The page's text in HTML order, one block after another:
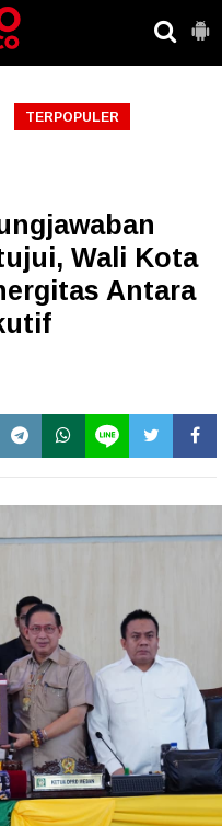
TERPOPULER
Wali Kota
Antara